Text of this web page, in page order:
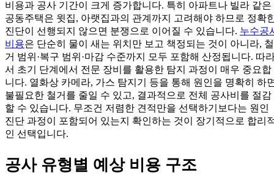
비용과 공사 기간이 크게 증가합니다. 특히 아파트나 빌라 같은
공동주택은 윗집, 아랫집과의 관계까지 고려해야 하므로 정확
진단이 선행되지 않으면 분쟁으로 이어질 수 있습니다. 누수공
비용은 단순히 물이 새는 위치만 보고 책정되는 것이 아니라, 철
거 범위·복구 범위·마감 수준까지 모두 포함해 산정됩니다. 따
서 초기 단계에서 전문 장비를 활용한 탐지 과정이 매우 중요합
니다. 열화상 카메라, 가스 탐지기 등을 통해 원인을 명확히 하
불필요한 철거를 줄일 수 있고, 결과적으로 전체 공사비를 절감
할 수 있습니다. 무조건 저렴한 견적만을 선택하기보다는 원인
진단 과정이 포함되어 있는지 확인하는 것이 장기적으로 합리
인 선택입니다.
공사 유형별 예상 비용 구조